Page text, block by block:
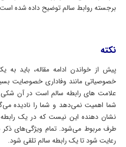
برجسته روابط سالم توضیح داده شده
نکته
پیش از خواندن ادامه مقاله، باید به
خصوصیاتی مانند وفاداری خصوصایت
علامت‌ های رابطه سالم است در آن
شما اهمیت نمی‌دهد و شما را نادیده
نشان دهنده این نیست که در یک
طرف مربوط می‌شود. تمام ویژگی‌های ذکر
رعایت شود تا یک رابطه سالم تلقی شود.